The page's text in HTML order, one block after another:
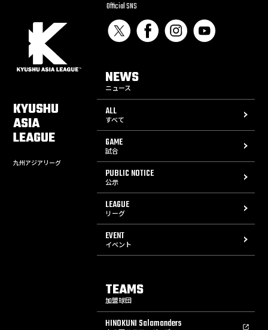
KYUSHU
ASIA
LEAGUE
九州アジアリーグ
Official SNS
NEWS
ニュース
ALL
すべて
GAME
試合
PUBLIC NOTICE
公示
LEAGUE
リーグ
EVENT
イベント
TEAMS
加盟球団
HINOKUNI Salamanders